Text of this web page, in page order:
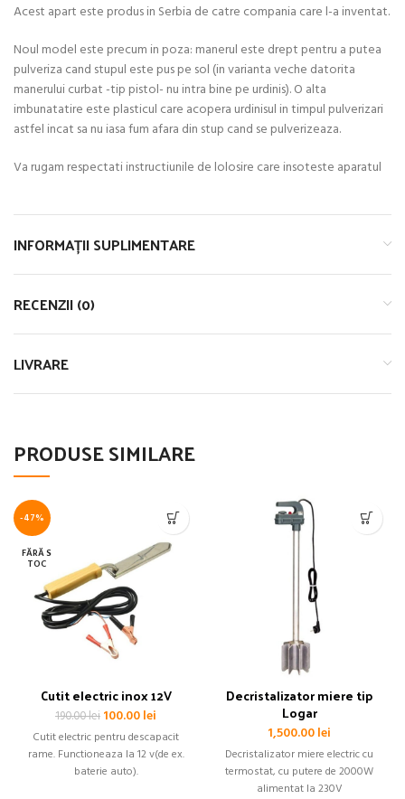
Acest apart este produs in Serbia de catre compania care l-a inventat.
Noul model este precum in poza: manerul este drept pentru a putea
pulveriza cand stupul este pus pe sol (in varianta veche datorita
manerului curbat -tip pistol- nu intra bine pe urdinis). O alta
imbunatatire este plasticul care acopera urdinisul in timpul pulverizari
astfel incat sa nu iasa fum afara din stup cand se pulverizeaza.
Va rugam respectati instructiunile de lolosire care insoteste aparatul
INFORMAȚII SUPLIMENTARE
RECENZII (0)
LIVRARE
PRODUSE SIMILARE
-47%
FĂRĂ S
TOC
Cutit electric inox 12V
190.00lei Prețul
inițial
a
fost:
190.00 lei.
100.00lei
curent
este:
100.00 lei.
Cutit electric pentru descapacit
rame. Functioneaza la 12 v(de ex.
baterie auto).
Decristalizator miere tip
Logar
1,500.00lei
Decristalizator miere electric cu
termostat, cu putere de 2000W
alimentat la 230V